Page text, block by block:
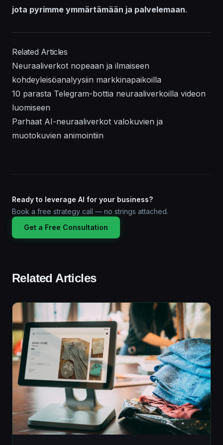
jota pyrimme ymmärtämään ja palvelemaan.
Related Articles
Neuraaliverkot nopeaan ja ilmaiseen
kohdeyleisöanalyysiin markkinapaikoilla
10 parasta Telegram-bottia neuraaliverkoilla videon
luomiseen
Parhaat AI-neuraaliverkot valokuvien ja
muotokuvien animointiin
Ready to leverage AI for your business?
Book a free strategy call — no strings attached.
Get a Free Consultation
Related Articles